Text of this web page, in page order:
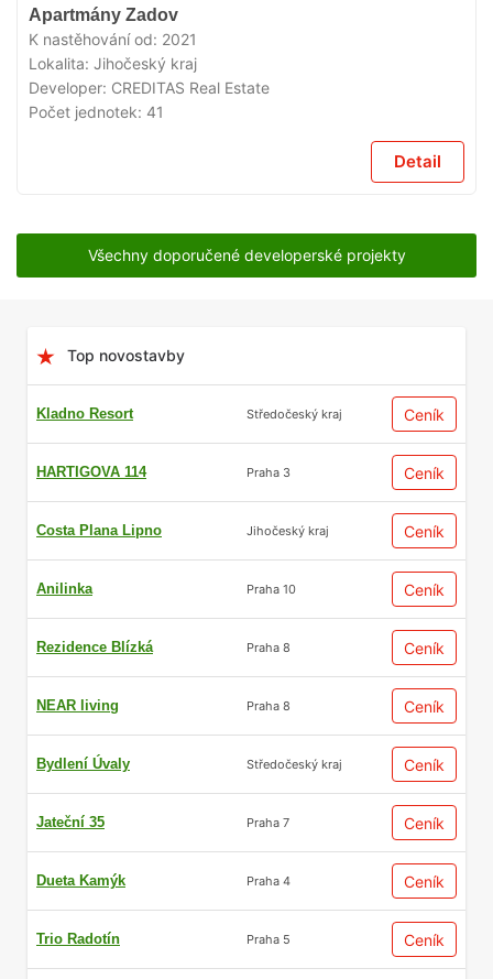
Apartmány Zadov
K nastěhování od: 2021
Lokalita: Jihočeský kraj
Developer: CREDITAS Real Estate
Počet jednotek: 41
Detail
Všechny doporučené developerské projekty
Top novostavby
Kladno Resort Středočeský kraj Ceník
HARTIGOVA 114 Praha 3 Ceník
Costa Plana Lipno Jihočeský kraj Ceník
Anilinka Praha 10 Ceník
Rezidence Blízká Praha 8 Ceník
NEAR living Praha 8 Ceník
Bydlení Úvaly Středočeský kraj Ceník
Jateční 35 Praha 7 Ceník
Dueta Kamýk Praha 4 Ceník
Trio Radotín Praha 5 Ceník